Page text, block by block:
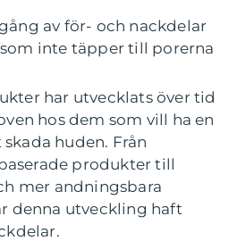
av för- och nackdelar
inte täpper till porerna
har utvecklats över tid
hos dem som vill ha en
huden. Från
produkter till
mer andningsbara
denna utveckling haft